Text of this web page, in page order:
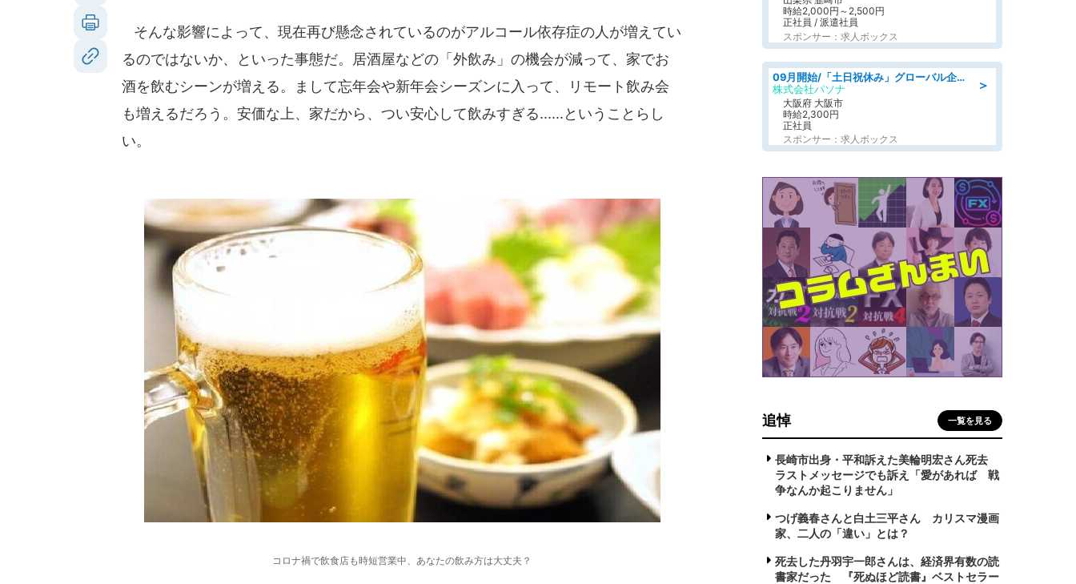
そんな影響によって、現在再び懸念されているのがアルコール依存症の人が増えてい
るのではないか、といった事態だ。居酒屋などの「外飲み」の機会が減って、家でお
酒を飲むシーンが増える。まして忘年会や新年会シーズンに入って、リモート飲み会
も増えるだろう。安価な上、家だから、つい安心して飲みすぎる......ということらし
い。
コロナ禍で飲食店も時短営業中、あなたの飲み方は大丈夫？
時給2,000円～2,500円
正社員 / 派遣社員
スポンサー：求人ボックス
＞
09月開始/「土日祝休み」グローバル企業での産業保健のお仕事/保健師/高時給/残業なし/服装自由
株式会社パソナ
大阪府 大阪市
時給2,300円
正社員
スポンサー：求人ボックス
追悼 一覧を見る
長崎市出身・平和訴えた美輪明宏さん死去
ラストメッセージでも訴え「愛があれば 戦
争なんか起こりません」
つげ義春さんと白土三平さん カリスマ漫画
家、二人の「違い」とは？
死去した丹羽宇一郎さんは、経済界有数の読
書家だった 『死ぬほど読書』ベストセラー